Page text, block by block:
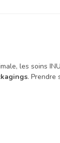
les soins
. Prendre